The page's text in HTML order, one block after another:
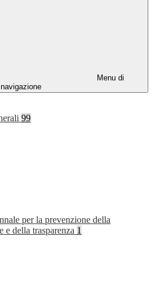
Menu di
navigazione
99
per la prevenzione della
e della trasparenza 1